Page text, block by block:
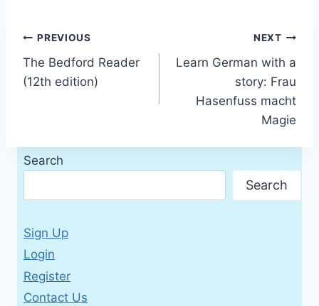
Post
navigation
PREVIOUS
The Bedford Reader
(12th edition)
NEXT
Learn German with a
story: Frau
Hasenfuss macht
Magie
Search
Search
Sign Up
Login
Register
Contact Us